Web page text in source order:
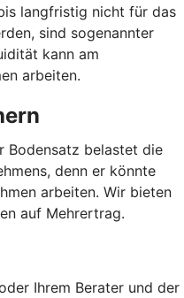
langfristig nicht für das
sind sogenannter
kann am
arbeiten.
Bodensatz belastet die
denn er könnte
arbeiten. Wir bieten
auf Mehrertrag.
Ihrem Berater und der